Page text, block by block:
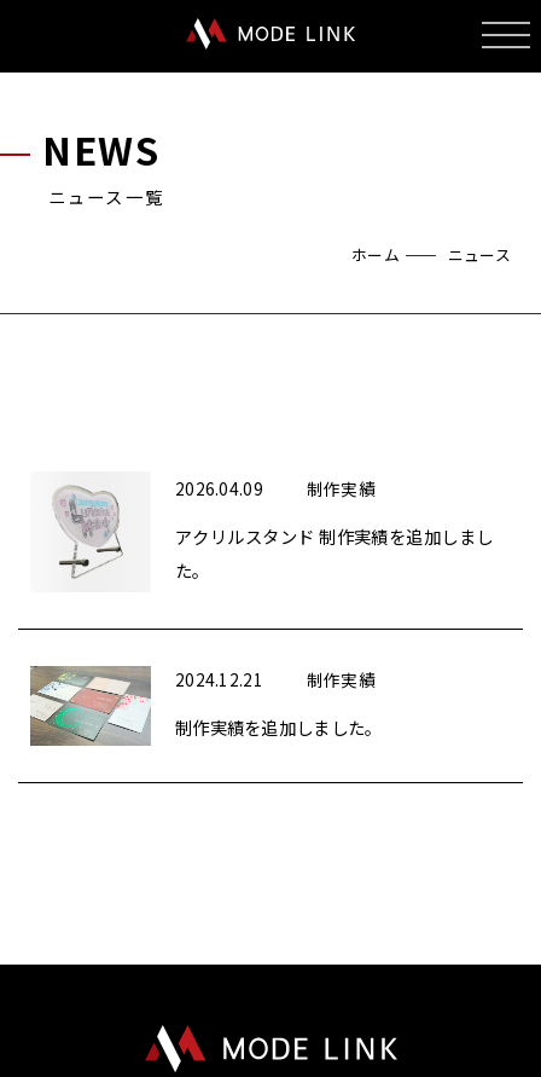
NEWS
ニュース一覧
ホーム ニュース
2026.04.09 制作実績
アクリルスタンド 制作実績を追加しまし
た。
2024.12.21 制作実績
制作実績を追加しました。